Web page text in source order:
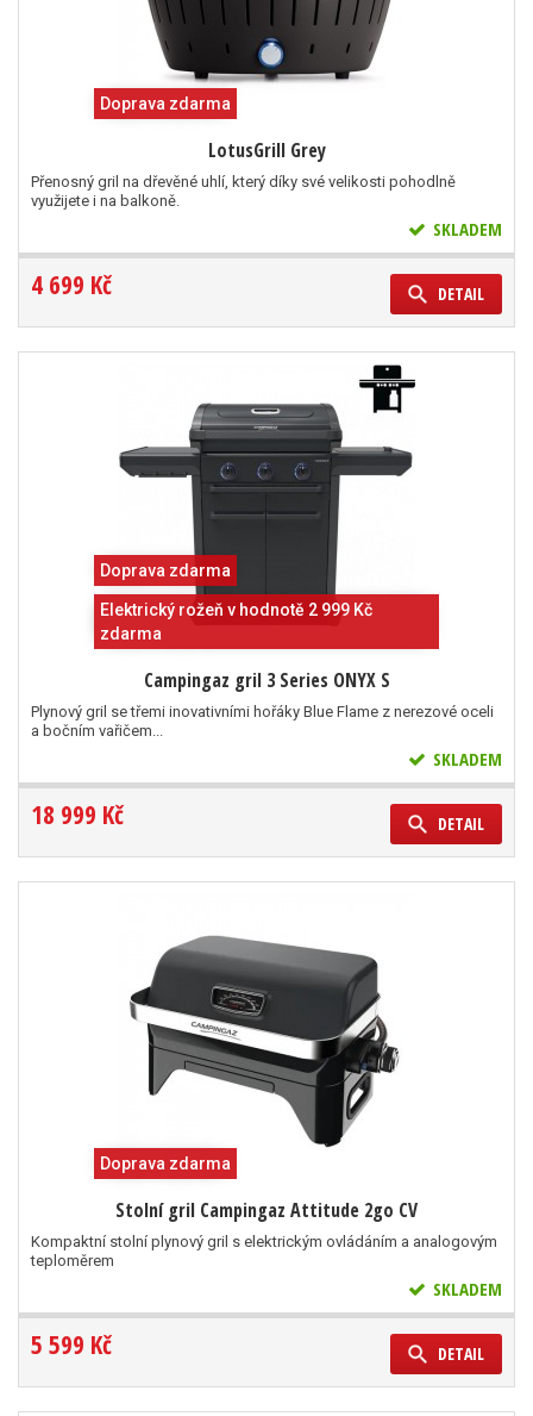
Doprava zdarma
LotusGrill Grey
Přenosný gril na dřevěné uhlí, který díky své velikosti pohodlně
využijete i na balkoně.
SKLADEM
4 699 Kč DETAIL
Doprava zdarma
Elektrický rožeň v hodnotě 2 999 Kč
zdarma
Campingaz gril 3 Series ONYX S
Plynový gril se třemi inovativními hořáky Blue Flame z nerezové oceli
a bočním vařičem...
SKLADEM
18 999 Kč DETAIL
Doprava zdarma
Stolní gril Campingaz Attitude 2go CV
Kompaktní stolní plynový gril s elektrickým ovládáním a analogovým
teploměrem
SKLADEM
5 599 Kč DETAIL